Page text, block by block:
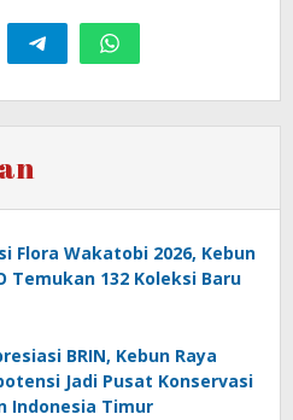
Flora Wakatobi 2026, Kebun
Temukan 132 Koleksi Baru
BRIN, Kebun Raya
Jadi Pusat Konservasi
Indonesia Timur